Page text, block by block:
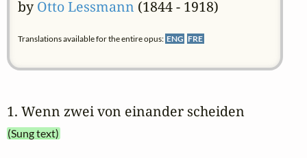
by Otto Lessmann (1844 - 1918)
Translations available for the entire opus: ENG FRE
1. Wenn zwei von einander scheiden
(Sung text)